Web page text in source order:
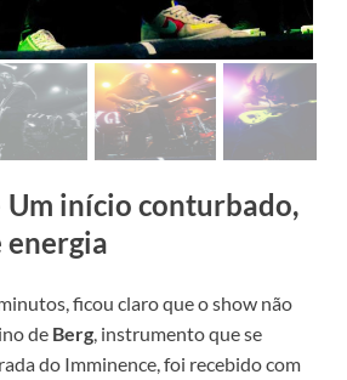
Um início conturbado,
energia
ficou claro que o show não
de Berg, instrumento que se
do Imminence, foi recebido com